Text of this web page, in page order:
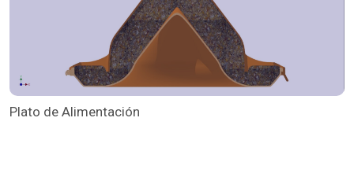
Plato de Alimentación